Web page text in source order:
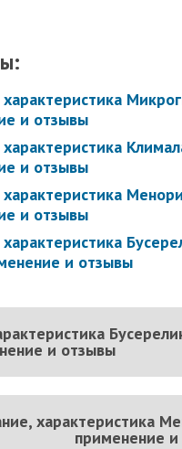
и отзывы
и отзывы
и отзывы
и отзывы
и отзывы
характеристика
применение